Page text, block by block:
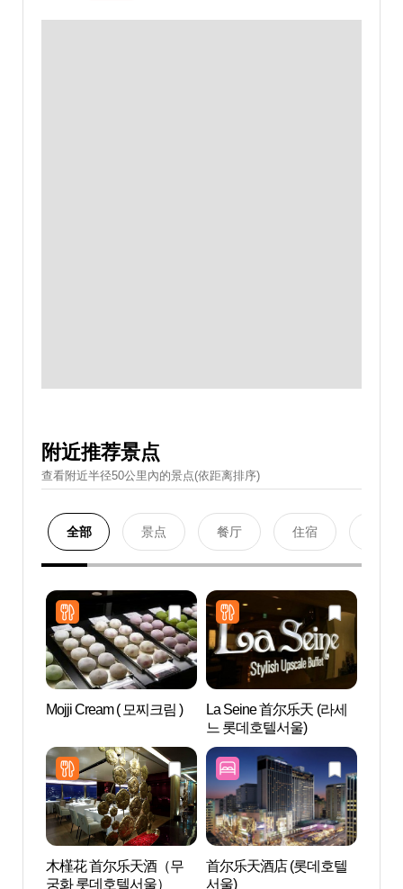
附近推荐景点
查看附近半径50公里內的景点(依距离排序)
全部 景点 餐厅 住宿
Mojji Cream ( 모찌크림 )
La Seine 首尔乐天 (라세
느 롯데호텔서울)
木槿花 首尔乐天酒（무
궁화 롯데호텔서울）
首尔乐天酒店 (롯데호텔
서울)